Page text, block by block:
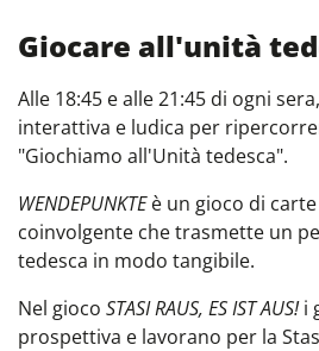
Giocare all'unità
Alle 18:45 e alle 21:45 di ogni
interattiva e ludica per
"Giochiamo all'Unità tedesca".
WENDEPUNKTEè un gioco di
coinvolgente che trasmette un
tedesca in modo tangibile.
Nel gioco STASI RAUS, ES IST AUS!i
prospettiva e lavorano per la